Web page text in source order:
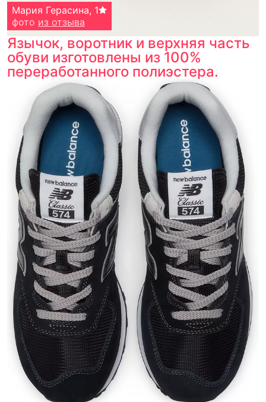
Мария Герасина, 1
фото из отзыва
Язычок, воротник и верхняя часть
обуви изготовлены из 100%
переработанного полиэстера.